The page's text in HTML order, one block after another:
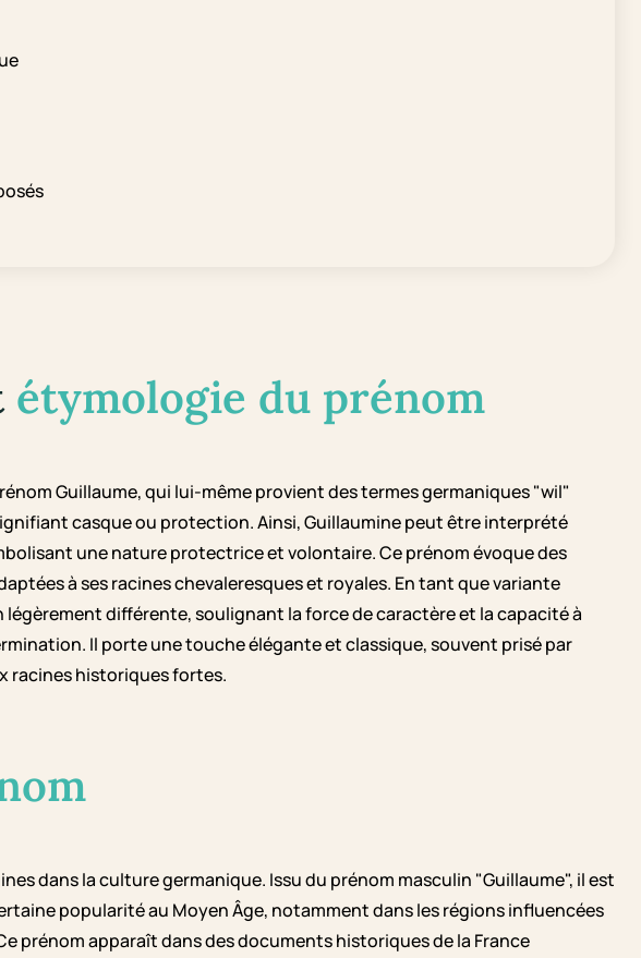
étymologie du prénom
Guillaume, qui lui-même provient des termes germaniques "wil"
casque ou protection. Ainsi, Guillaumine peut être interprété
une nature protectrice et volontaire. Ce prénom évoque des
à ses racines chevaleresques et royales. En tant que variante
légèrement différente, soulignant la force de caractère et la capacité à
Il porte une touche élégante et classique, souvent prisé par
racines historiques fortes.
dans la culture germanique. Issu du prénom masculin "Guillaume", il est
popularité au Moyen Âge, notamment dans les régions influencées
prénom apparaît dans des documents historiques de la France